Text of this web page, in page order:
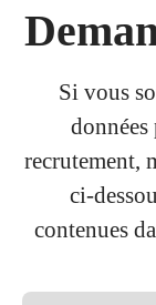
Si vous
recrutement,
ci-
contenues